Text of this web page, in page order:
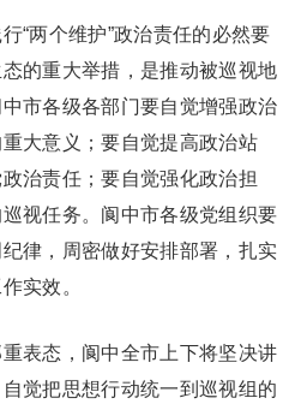
“两个维护”政治责任的必然要
的重大举措，是推动被巡视地
市各级各部门要自觉增强政治
大意义；要自觉提高政治站
治责任；要自觉强化政治担
视任务。阆中市各级党组织要
律，周密做好安排部署，扎实
实效。
表态，阆中全市上下将坚决讲
觉把思想行动统一到巡视组的